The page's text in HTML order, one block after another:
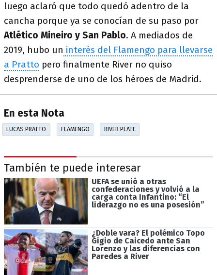
luego aclaró que todo quedó adentro de la
cancha porque ya se conocían de su paso por
Atlético Mineiro y San Pablo. A mediados de
2019, hubo un interés del Flamengo para llevarse
a Pratto pero finalmente River no quiso
desprenderse de uno de los héroes de Madrid.
En esta Nota
LUCAS PRATTO FLAMENGO RIVER PLATE
También te puede interesar
UEFA se unió a otras
confederaciones y volvió a la
carga conta Infantino: “El
liderazgo no es una posesión”
¿Doble vara? El polémico Topo
Gigio de Caicedo ante San
Lorenzo y las diferencias con
Paredes a River